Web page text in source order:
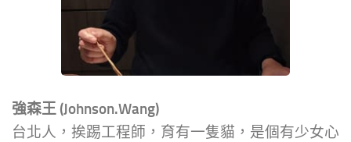
強森王 (Johnson.Wang)
台北人，挨踢工程師，育有一隻貓，是個有少女心